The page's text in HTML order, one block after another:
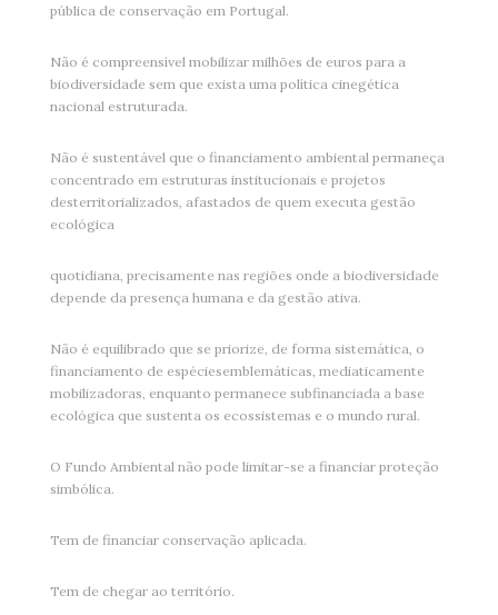
pública de conservação em Portugal.
Não é compreensível mobilizar milhões de euros para a
biodiversidade sem que exista uma política cinegética
nacional estruturada.
Não é sustentável que o financiamento ambiental permaneça
concentrado em estruturas institucionais e projetos
desterritorializados, afastados de quem executa gestão
ecológica
quotidiana, precisamente nas regiões onde a biodiversidade
depende da presença humana e da gestão ativa.
Não é equilibrado que se priorize, de forma sistemática, o
financiamento de espéciesemblemáticas, mediaticamente
mobilizadoras, enquanto permanece subfinanciada a base
ecológica que sustenta os ecossistemas e o mundo rural.
O Fundo Ambiental não pode limitar-se a financiar proteção
simbólica.
Tem de financiar conservação aplicada.
Tem de chegar ao território.